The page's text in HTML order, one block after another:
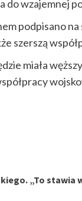
do wzajemnej
podpisano
szerszą
miała
„To stawia